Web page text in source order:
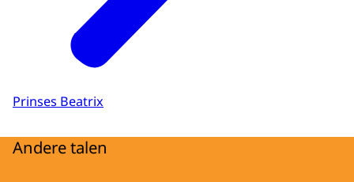
Prinses Beatrix
Andere talen